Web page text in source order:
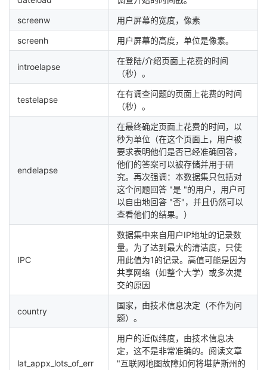
screenw
用户屏幕的宽度，像素
screenh
用户屏幕的高度，单位是像素。
introelapse
在登陆/介绍页面上花费的时间
（秒）。
testelapse
在有调查问题的页面上花费的时间
（秒）。
endelapse
在最终确定页面上花费的时间，以
秒为单位（在这个页面上，用户被
要求表明他们是否已经准确回答，
他们的答案可以被存储并用于研
究。再次强调：本数据集只包括对
这个问题回答 "是 "的用户，用户可
以自由地回答 "否"，并且仍然可以
查看他们的结果。）
IPC
数据集中来自用户IP地址的记录数
量。为了达到最大的清洁度，只使
用此值为1的记录。高值可能是因为
共享网络（如整个大学）或多次提
交的原因
country
国家，由技术信息决定（不作为问
题）。
lat_appx_lots_of_err
用户的近似纬度，由技术信息决
定，这不是非常准确的。阅读文章
"互联网地图故障如何将堪萨斯州的